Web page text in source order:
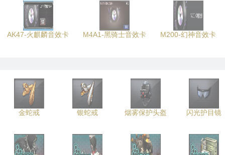
AK47-火麒麟音效卡 M4A1-黑骑士音效卡 M200-幻神音效卡
金蛇戒 银蛇戒 烟雾保护头盔 闪光护目镜